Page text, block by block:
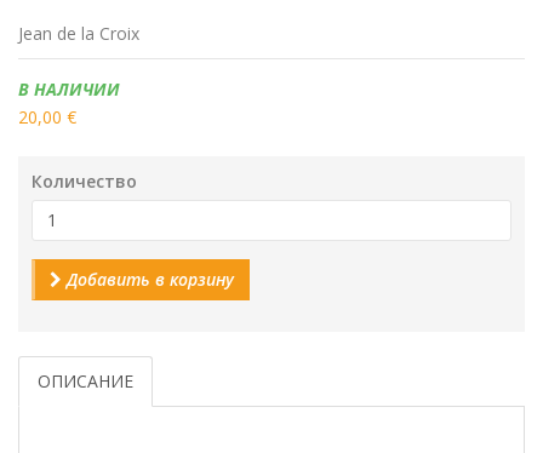
Jean de la Croix
Наличие:
В НАЛИЧИИ
20,00 €
Количество
Добавить в корзину
ОПИСАНИЕ